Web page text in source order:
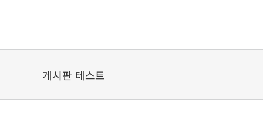
게시판 테스트